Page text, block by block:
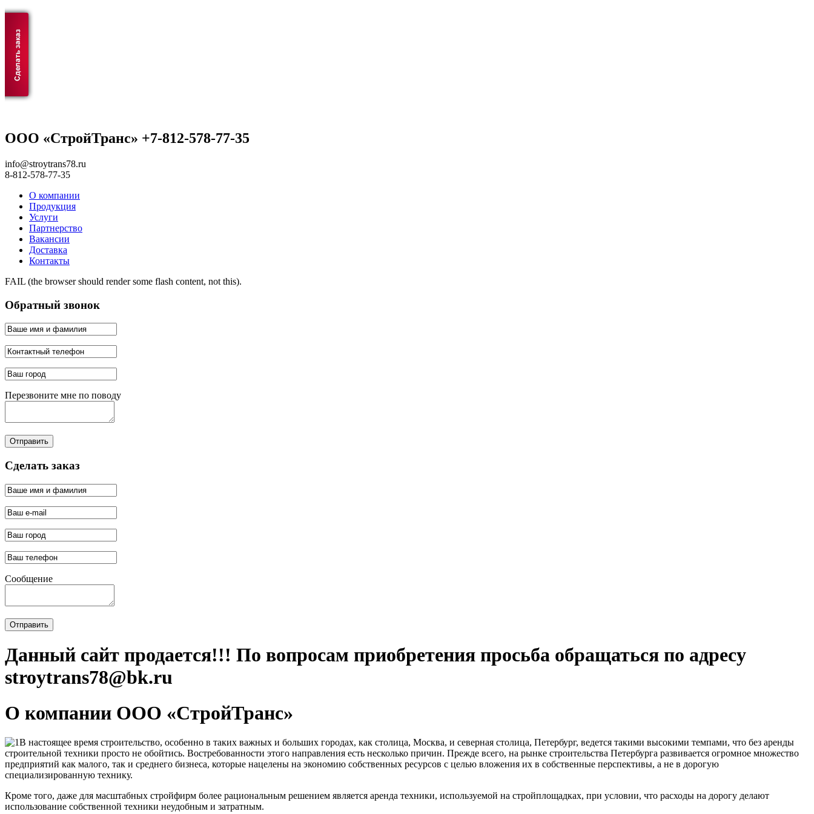
ООО «СтройТранс» +7-812-578-77-35
info@stroytrans78.ru
8-812-578-77-35
О компании
Продукция
Услуги
Партнерство
Вакансии
Доставка
Контакты
FAIL (the browser should render some flash content, not this).
Обратный звонок
Перезвоните мне по поводу
Отправить
Сделать заказ
Сообщение
Отправить
Данный сайт продается!!! По вопросам приобретения просьба обращаться по адресу
stroytrans78@bk.ru
О компании ООО «СтройТранс»
В настоящее время строительство, особенно в таких важных и больших городах, как столица, Москва, и северная столица, Петербург, ведется такими высокими темпами, что без аренды
строительной техники просто не обойтись. Востребованности этого направления есть несколько причин. Прежде всего, на рынке строительства Петербурга развивается огромное множество
предприятий как малого, так и среднего бизнеса, которые нацелены на экономию собственных ресурсов с целью вложения их в собственные перспективы, а не в дорогую
специализированную технику.
Кроме того, даже для масштабных стройфирм более рациональным решением является аренда техники, используемой на стройплощадках, при условии, что расходы на дорогу делают
использование собственной техники неудобным и затратным.